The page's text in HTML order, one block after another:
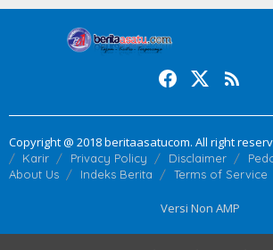
Copyright @ 2018 beritaasatucom. All right
Karir Privacy Policy Disclaimer
About Us
Indeks Berita Terms of Service
Versi Non AMP